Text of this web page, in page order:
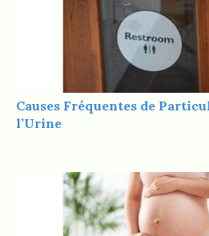
Causes Fréquentes de
l’Urine